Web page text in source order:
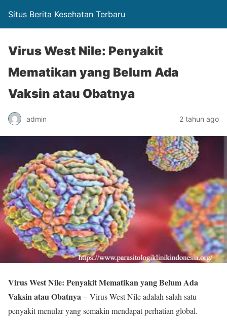
Situs Berita Kesehatan Terbaru
Virus West Nile: Penyakit
Mematikan yang Belum Ada
Vaksin atau Obatnya
admin 2 tahun ago
Virus West Nile: Penyakit Mematikan yang Belum Ada
Vaksin atau Obatnya– Virus West Nile adalah salah satu
penyakit menular yang semakin mendapat perhatian global.